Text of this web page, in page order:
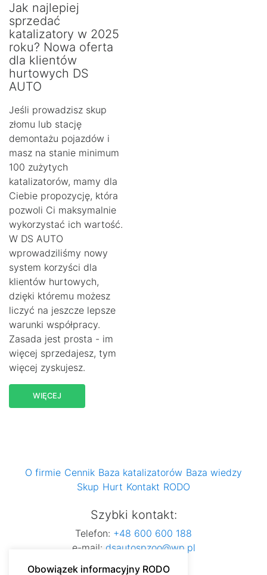
Jak najlepiej
sprzedać
katalizatory w 2025
roku? Nowa oferta
dla klientów
hurtowych DS
AUTO
Jeśli prowadzisz skup
złomu lub stację
demontażu pojazdów i
masz na stanie minimum
100 zużytych
katalizatorów, mamy dla
Ciebie propozycję, która
pozwoli Ci maksymalnie
wykorzystać ich wartość.
W DS AUTO
wprowadziliśmy nowy
system korzyści dla
klientów hurtowych,
dzięki któremu możesz
liczyć na jeszcze lepsze
warunki współpracy.
Zasada jest prosta - im
więcej sprzedajesz, tym
więcej zyskujesz.
WIĘCEJ
O firmie Cennik Baza katalizatorów Baza wiedzy
Skup Hurt Kontakt RODO
Szybki kontakt:
Telefon: +48 600 600 188
e-mail: dsautospzoo@wp.pl
Obowiązek informacyjny RODO